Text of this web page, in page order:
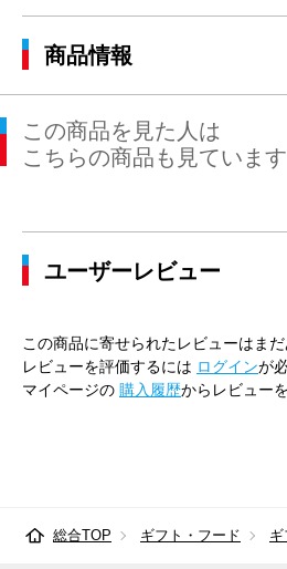
商品情報
この商品を見た人は
こちらの商品も見ています
ユーザーレビュー
この商品に寄せられたレビューはまだ
レビューを評価するには ログインが
マイページの 購入履歴からレビュー
総合TOP ギフト・フード ギ